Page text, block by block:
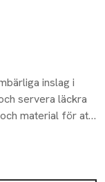
inslag i
servera läckra
material för att
som
är däremot